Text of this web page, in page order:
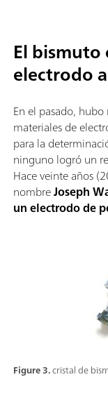
Figure 3.cristal de
El
electrodo
En el pasado,
materiales de
para la
ninguno logró un
Hace veinte años
nombreJoseph
un electrodo de